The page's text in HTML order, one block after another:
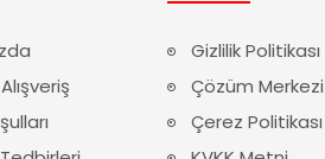
Gizlilik Politikası
Çözüm Merkezi
Çerez Politikası